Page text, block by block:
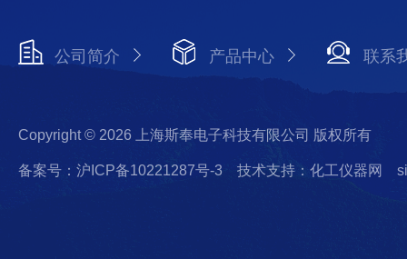
公司简介 产品中心 联系
Copyright © 2026 上海斯奉电子科技有限公司 版权所有
备案号：沪ICP备10221287号-3 技术支持：化工仪器网